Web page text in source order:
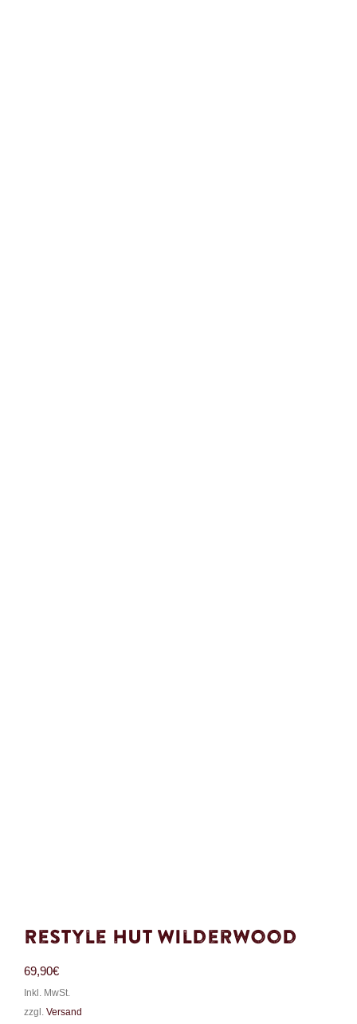
Restyle Hut Wilderwood
69,90€
Inkl. MwSt.
zzgl. Versand